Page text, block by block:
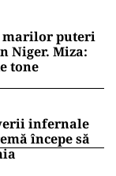
marilor puteri
Niger. Miza:
tone
infernale
începe să